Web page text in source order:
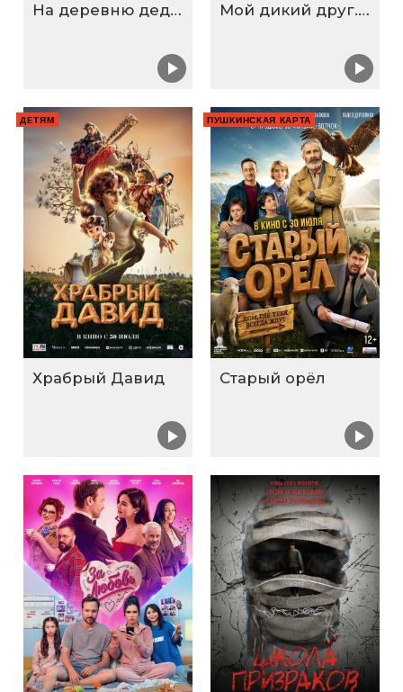
На деревню дедушке 2 Мой дикий друг. Возвращение домой
ДЕТЯМ
Храбрый Давид
ПУШКИНСКАЯ КАРТА
Старый орёл